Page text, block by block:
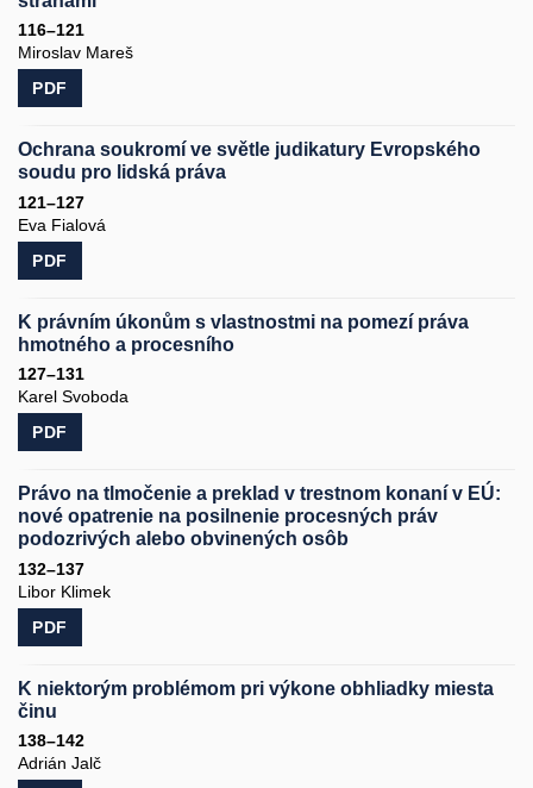
116–121
Miroslav Mareš
PDF
Ochrana soukromí ve světle judikatury Evropského
soudu pro lidská práva
121–127
Eva Fialová
PDF
K právním úkonům s vlastnostmi na pomezí práva
hmotného a procesního
127–131
Karel Svoboda
PDF
Právo na tlmočenie a preklad v trestnom konaní v EÚ:
nové opatrenie na posilnenie procesných práv
podozrivých alebo obvinených osôb
132–137
Libor Klimek
PDF
K niektorým problémom pri výkone obhliadky miesta
činu
138–142
Adrián Jalč